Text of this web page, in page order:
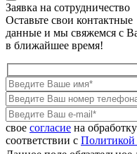
Заявка на сотрудничество
Оставьте свои контактные
данные и мы свяжемся с
в ближайшее время!
свое согласие на
соответствии с Политикой